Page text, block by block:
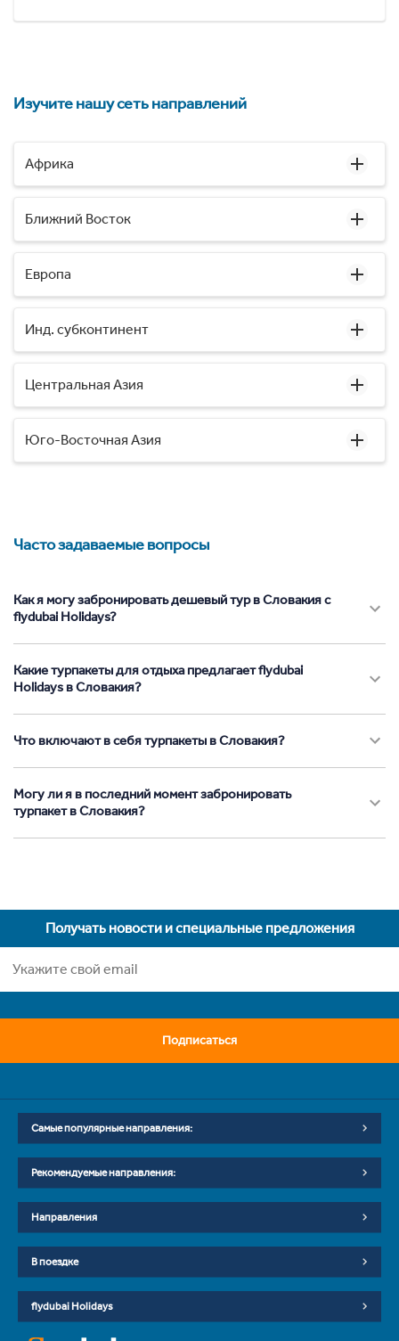
Изучите нашу сеть направлений
Африка
Ближний Восток
Европа
Инд. субконтинент
Центральная Азия
Юго-Восточная Азия
Часто задаваемые вопросы
Как я могу забронировать дешевый тур в Словакия с
flydubai Holidays?
Какие турпакеты для отдыха предлагает flydubai
Holidays в Словакия?
Что включают в себя турпакеты в Словакия?
Могу ли я в последний момент забронировать
турпакет в Словакия?
Получать новости и специальные предложения
Подписаться
Самые популярные направления:
Рекомендуемые направления:
Направления
В поездке
flydubai Holidays